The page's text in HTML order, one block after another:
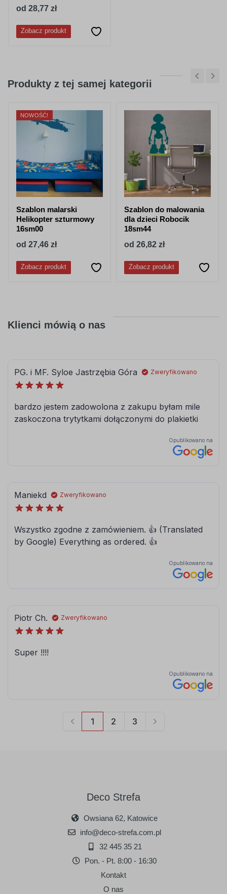
od 28,77 zł
Zobacz produkt
Produkty z tej samej kategorii
NOWOŚĆ!
Szablon malarski
Helikopter szturmowy
16sm00
od 27,46 zł
Zobacz produkt
Szablon do malowania
dla dzieci Robocik
18sm44
od 26,82 zł
Zobacz produkt
Klienci mówią o nas
Deco Strefa
Owsiana 62, Katowice
info@deco-strefa.com.pl
32 445 35 21
Pon. - Pt. 8:00 - 16:30
Kontakt
O nas